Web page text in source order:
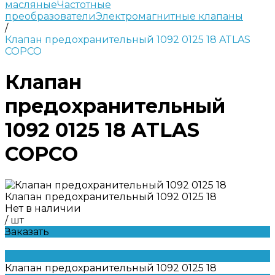
масляныеЧастотные
преобразователиЭлектромагнитные клапаны
/
Клапан предохранительный 1092 0125 18 ATLAS
COPCO
Клапан
предохранительный
1092 0125 18 ATLAS
COPCO
Клапан предохранительный 1092 0125 18
Нет в наличии
/ шт
Заказать
Клапан предохранительный 1092 0125 18